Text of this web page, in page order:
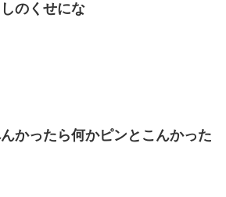
のくせにな
かったら何かピンとこんかった